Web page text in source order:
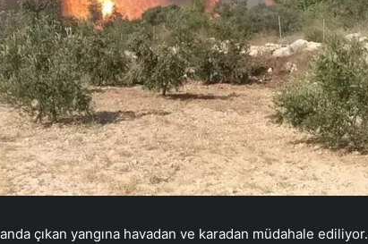
çıkan yangına havadan ve karadan müdahale ediliyor.